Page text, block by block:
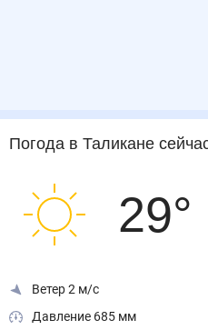
Погода в Таликанесейчас
29°
Ветер 2 м/с
Давление 685 мм